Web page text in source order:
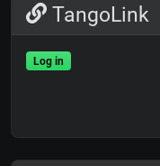
TangoLink
Log in